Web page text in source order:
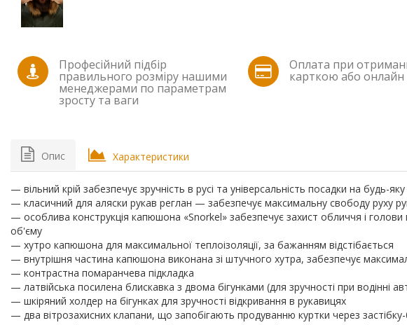
Професійний підбір
правильного розміру нашими
менеджерами по параметрам
зросту та ваги
Оплата при
карткою або онлайн
Опис Характеристики
— вільний крій забезпечує зручність в русі та універсальність посадки на будь-яку
— класичний для аляски рукав реглан — забезпечує максимальну свободу руху
— особлива конструкція капюшона «Snorkel» забезпечує захист обличчя і
об'єму
— хутро капюшона для максимальної теплоізоляції, за бажанням відстібається
— внутрішня частина капюшона виконана зі штучного хутра, забезпечує
— контрастна помаранчева підкладка
— латвійська посилена блискавка з двома бігунками (для зручності при водінні
— шкіряний холдер на бігунках для зручності відкривання в рукавицях
— два вітрозахисних клапани, що запобігають продуванню куртки через